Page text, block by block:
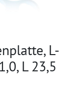
L-
L 23,5